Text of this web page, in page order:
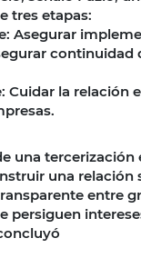
tres etapas:
Asegurar
continuidad
la relación
una tercerización
una relación
entre
persiguen